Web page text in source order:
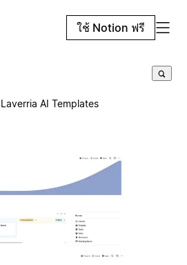
ใช้ Notion ฟรี
AI Templates